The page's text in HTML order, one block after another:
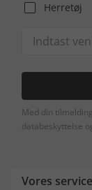
Herretøj
Med din
databeskyttelse
Vores service